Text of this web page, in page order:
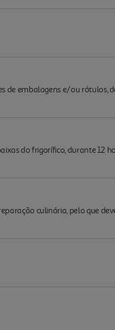
embalagens e/ou rótulos,
do frigorífico, durante 12
culinária, pelo que